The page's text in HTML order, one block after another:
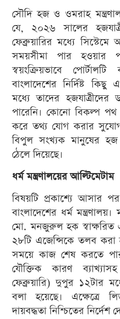
সৌদি হজ ও ওমরাহ
যে, ২০২৬ সালের
ফেব্রুয়ারির মধ্যে
সময়সীমা পার হওয়ার
স্বয়ংক্রিয়ভাবে
বাংলাদেশের নির্দিষ্ট কিছু
মধ্যে তাদের হজযাত্রীদের
পারেনি। কোনো বিকল্প পথ
করে তথ্য যোগ করার
বিপুল সংখ্যক মানুষের হজ
ঠেলে দিয়েছে।
ধর্ম মন্ত্রণালয়ের আল্টিমেটাম
বিষয়টি প্রকাশ্যে আসার
বাংলাদেশের ধর্ম
মো. মনজুরুল হক স্বাক্ষরিত
২৮টি এজেন্সিকে তলব করা
সময়ে কাজ শেষ করতে
যৌক্তিক কারণ
ফেব্রুয়ারি) দুপুর ১২টার
বলা হয়েছে। এক্ষেত্রে
দায়বদ্ধতা নিশ্চিতের নির্দেশ